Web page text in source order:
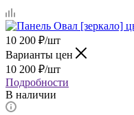
10 200 ₽/шт
Варианты цен
10 200 ₽/шт
Подробности
В наличии